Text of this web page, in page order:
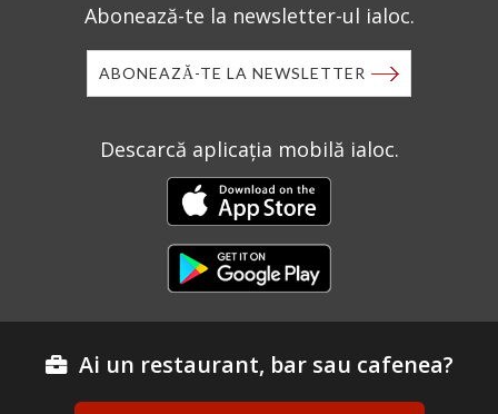
Abonează-te la newsletter-ul ialoc.
ABONEAZĂ-TE LA NEWSLETTER
Descarcă aplicația mobilă ialoc.
Ai un restaurant, bar sau cafenea?